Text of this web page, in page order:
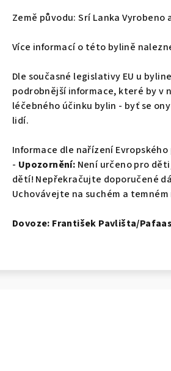
Země původu: Srí Lanka Vyrobeno
Více informací o této bylině
Dle současné legislativy EU u
podrobnější informace, které by v
léčebného účinku bylin - byť se
lidí.
Informace dle nařízení
- Upozornění: Není určeno pro
dětí! Nepřekračujte doporučené
Uchovávejte na suchém a
Dovoze: František Pavlišta/